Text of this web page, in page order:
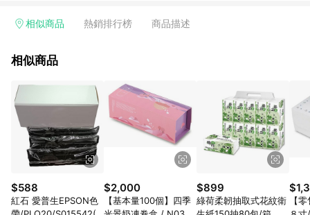
電玩/遊戲/相機/單眼/鏡頭/拍立得 [2024/6/1起適用] -內接硬
的購回饋活動享Yahoo超贈點回饋者 - 購物中心商店之商品：商
3. 訂單回饋金額將扣除運費/購物金/超贈點/福利金/紅利折抵/折
價券等虛擬貨幣折抵 4. 大宗採購或批發轉賣不具回饋資格： 如
有相關事證認定您為大宗採購、批發轉賣而非最終消費使用者，
相關認定以Yahoo購物中心之認定為準
相似商品 熱銷排行榜 商品描述
相似商品
$588
紅石 愛普生EPSON色
$2,000
【基本量100個】四季
$899
綠荷柔韌抽取式花紋衛
【